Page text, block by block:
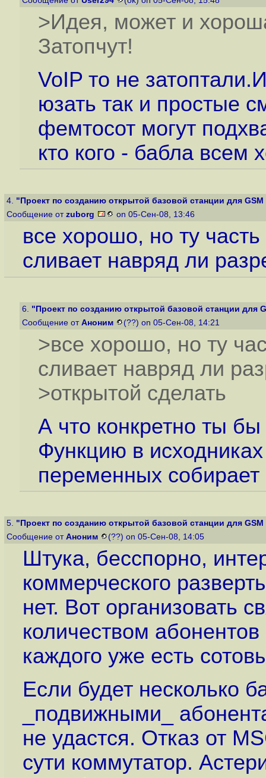
>Идея, может и
Затопчут!
VoIP то не
юзать так и простые
фемтосот могут
кто кого - бабла всем
4. "Проект по созданию открытой базовой станции для GSM
Сообщение от zuborg on 05-Сен-08, 13:46
все хорошо, но ту
сливает навряд ли
6. "Проект по созданию открытой базовой станции для
Сообщение от Аноним (??) on 05-Сен-08, 14:21
>все хорошо, но ту
сливает навряд ли
>открытой сделать
А что конкретно ты бы
Функцию в
переменных
5. "Проект по созданию открытой базовой станции для GSM
Сообщение от Аноним (??) on 05-Сен-08, 14:05
Штука, бесспорно,
коммерческого
нет. Вот организовать
количеством
каждого уже есть
Если будет несколько
_подвижными_
не удастся. Отказ от
сути коммутатор.